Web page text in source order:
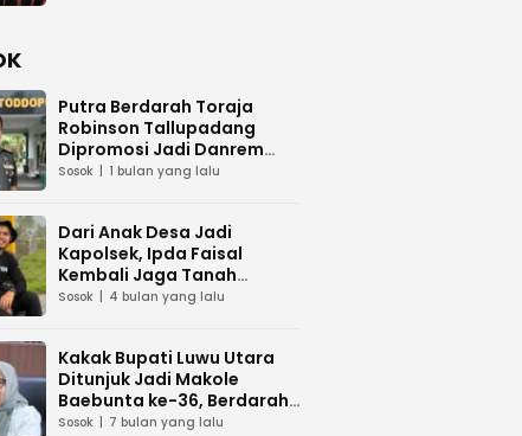
Putra Berdarah Toraja
Robinson Tallupadang
Dipromosi Jadi Danrem
141/Toddopuli
Sosok 1 bulan yang lalu
Dari Anak Desa Jadi
Kapolsek, Ipda Faisal
Kembali Jaga Tanah
Kelahiran
Sosok 4 bulan yang lalu
Kakak Bupati Luwu Utara
Ditunjuk Jadi Makole
Baebunta ke-36, Berdarah
Luwu–Gowa
Sosok 7 bulan yang lalu